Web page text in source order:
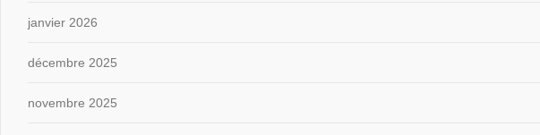
janvier 2026
décembre 2025
novembre 2025